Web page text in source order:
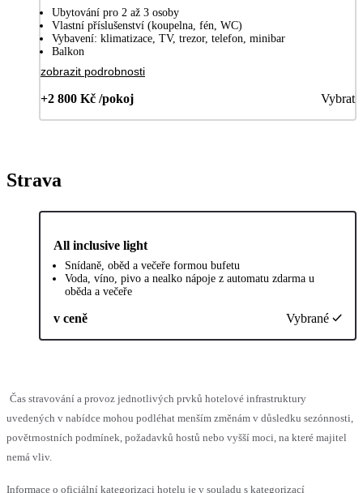
Ubytování pro 2 až 3 osoby
Vlastní příslušenství (koupelna, fén, WC)
Vybavení: klimatizace, TV, trezor, telefon, minibar
Balkon
zobrazit podrobnosti
+2 800 Kč /pokoj Vybrat
Strava
All inclusive light
Snídaně, oběd a večeře formou bufetu
Voda, víno, pivo a nealko nápoje z automatu zdarma u
oběda a večeře
v ceně Vybrané
Čas stravování a provoz jednotlivých prvků hotelové infrastruktury
uvedených v nabídce mohou podléhat menším změnám v důsledku sezónnosti,
povětrnostních podmínek, požadavků hostů nebo vyšší moci, na které majitel
nemá vliv.
Informace o oficiální kategorizaci hotelu je v souladu s kategorizací